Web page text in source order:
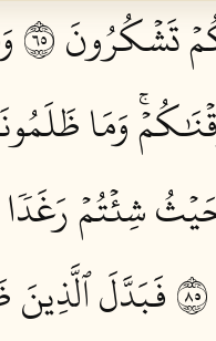
٥٦
وَمَا
حَيۡثُ شِئۡتُمۡ
فَبَدَّلَ ٱلَّذِينَ